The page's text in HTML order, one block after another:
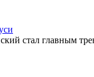
стал главным